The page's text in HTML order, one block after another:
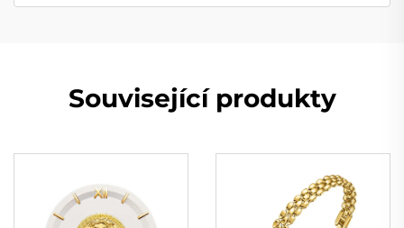
Související produkty